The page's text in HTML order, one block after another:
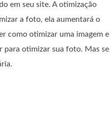
em seu site. A otimização
a foto, ela aumentará o
como otimizar uma imagem e
para otimizar sua foto. Mas se